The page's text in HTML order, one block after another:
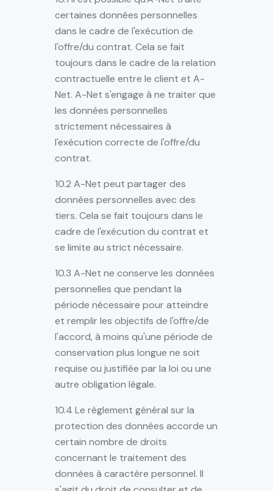
certaines données personnelles
dans le cadre de l'exécution de
l'offre/du contrat. Cela se fait
toujours dans le cadre de la relation
contractuelle entre le client et A-
Net. A-Net s'engage à ne traiter que
les données personnelles
strictement nécessaires à
l'exécution correcte de l'offre/du
contrat.
10.2 A-Net peut partager des
données personnelles avec des
tiers. Cela se fait toujours dans le
cadre de l'exécution du contrat et
se limite au strict nécessaire.
10.3 A-Net ne conserve les données
personnelles que pendant la
période nécessaire pour atteindre
et remplir les objectifs de l'offre/de
l'accord, à moins qu'une période de
conservation plus longue ne soit
requise ou justifiée par la loi ou une
autre obligation légale.
10.4 Le règlement général sur la
protection des données accorde un
certain nombre de droits
concernant le traitement des
données à caractère personnel. Il